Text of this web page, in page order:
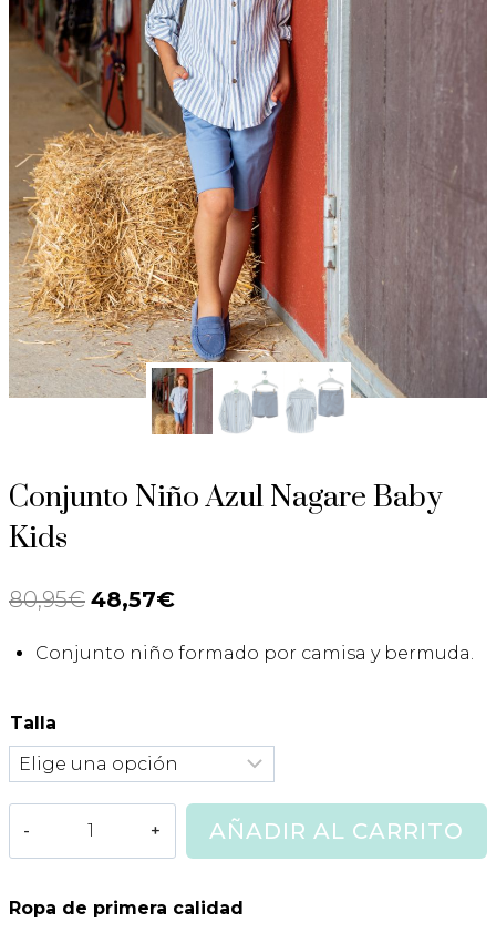
Conjunto Niño Azul Nagare Baby
Kids
80,95€ El
80,95€.
48,57€
48,57€.
Conjunto niño formado por camisa y bermuda.
Talla
Conjunto
Nagare
AÑADIR AL CARRITO
Ropa de primera calidad